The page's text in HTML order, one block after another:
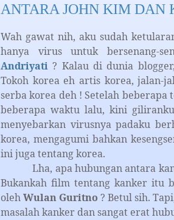
ANTARA JOHN KIM DAN
Wah gawat nih, aku sudah
hanya virus untuk bersenang-
Andriyati ? Kalau di dunia
Tokoh korea eh artis korea, jalan-
serba korea deh ! Setelah beberapa
beberapa waktu lalu, kini
menyebarkan virusnya padaku
korea, mengagumi bahkan
ini juga tentang korea.
Lha, apa hubungan antara
Bukankah film tentang kanker itu
olehWulan Guritno ? Betul sih.
masalah kanker dan sangat erat